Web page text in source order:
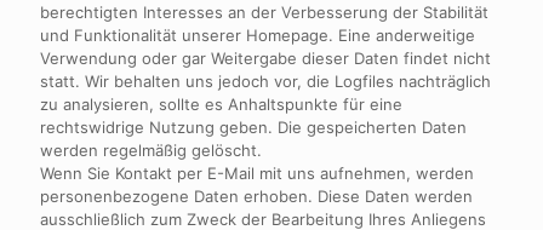
berechtigten Interesses an der Verbesserung der Stabilität
und Funktionalität unserer Homepage. Eine anderweitige
Verwendung oder gar Weitergabe dieser Daten findet nicht
statt. Wir behalten uns jedoch vor, die Logfiles nachträglich
zu analysieren, sollte es Anhaltspunkte für eine
rechtswidrige Nutzung geben. Die gespeicherten Daten
werden regelmäßig gelöscht.
Wenn Sie Kontakt per E-Mail mit uns aufnehmen, werden
personenbezogene Daten erhoben. Diese Daten werden
ausschließlich zum Zweck der Bearbeitung Ihres Anliegens